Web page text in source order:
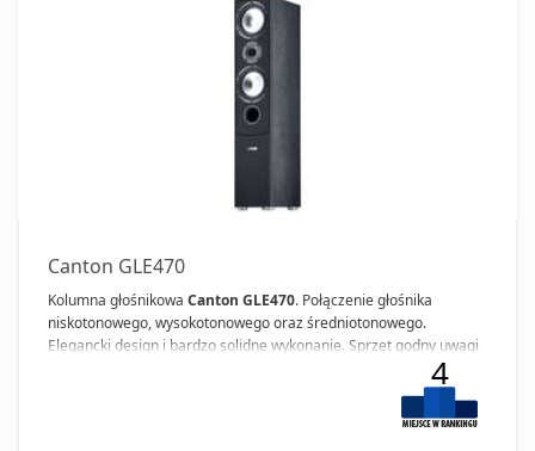
Canton GLE470
Kolumna głośnikowa Canton GLE470. Połączenie głośnika
niskotonowego, wysokotonowego oraz średniotonowego.
Elegancki design i bardzo solidne wykonanie. Sprzęt godny uwagi
4